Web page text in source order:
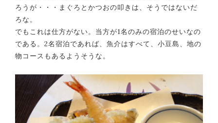
ろうが・・・まぐろとかつおの叩きは、そうではないだ
ろな。
でもこれは仕方がない。当方が1名のみの宿泊のせいなの
である。2名宿泊であれば、魚介はすべて、小豆島、地の
物コースもあるようそうな。